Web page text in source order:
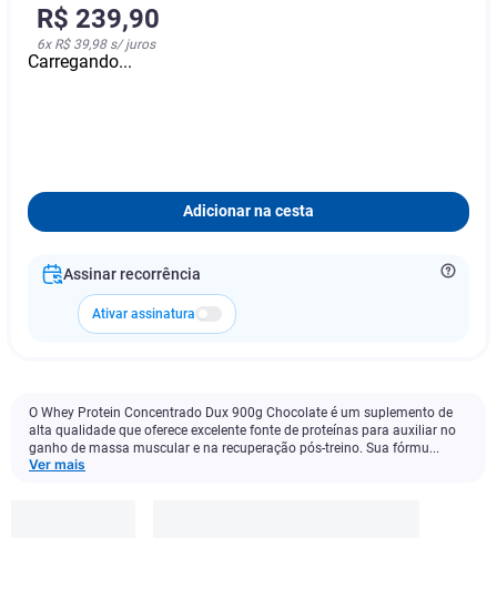
R$ 239,90
6x R$ 39,98s/ juros
Carregando...
Adicionar na cesta
Assinar recorrência
Ativar assinatura
O Whey Protein Concentrado Dux 900g Chocolate é um suplemento de
alta qualidade que oferece excelente fonte de proteínas para auxiliar no
ganho de massa muscular e na recuperação pós-treino. Sua fórmu...
Ver mais